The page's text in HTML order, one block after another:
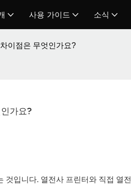
사용 가이드 소식
이점은 무엇인가요?
가요?
것입니다. 열전사 프린터와 직접 열